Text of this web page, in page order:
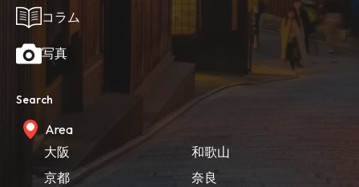
コラム
写真
Search
Area
大阪
京都
和歌山
奈良